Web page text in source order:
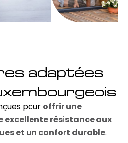
adaptées
pour offrir une
excellente résistance aux
et un confort durable.